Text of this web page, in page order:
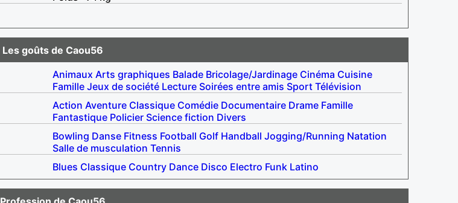
Les goûts de Caou56
Animaux Arts graphiques Balade Bricolage/Jardinage Cinéma Cuisine
Famille Jeux de société Lecture Soirées entre amis Sport Télévision
Action Aventure Classique Comédie Documentaire Drame Famille
Fantastique Policier Science fiction Divers
Bowling Danse Fitness Football Golf Handball Jogging/Running Natation
Salle de musculation Tennis
Blues Classique Country Dance Disco Electro Funk Latino